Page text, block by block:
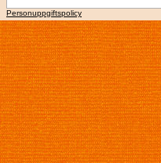
Personuppgiftspolicy